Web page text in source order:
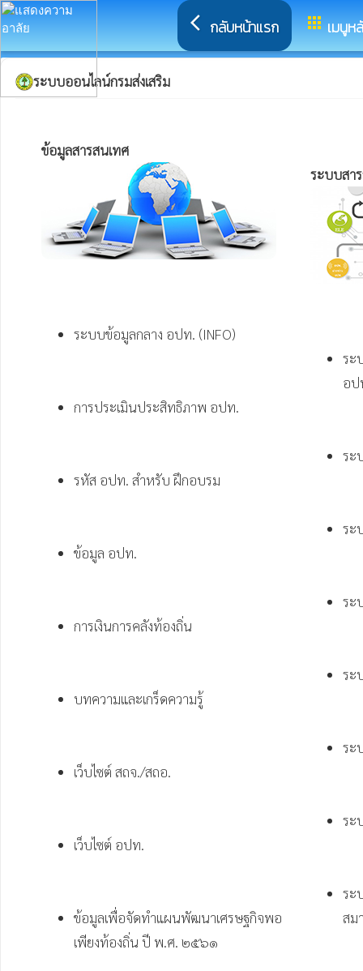
arrow_back_ios กลับหน้าแรก appsเมนูห
ระบบออนไลน์กรมส่งเสริม
ข้อมูลสารสนเทศ
ระบบข้อมูลกลาง อปท. (INFO)
การประเมินประสิทธิภาพ อปท.
รหัส อปท. สำหรับ ฝึกอบรม
ข้อมูล อปท.
การเงินการคลังท้องถิ่น
บทความและเกร็ดความรู้
เว็บไซต์ สถจ./สถอ.
เว็บไซต์ อปท.
ข้อมูลเพื่อจัดทำแผนพัฒนาเศรษฐกิจพอ
เพียงท้องถิ่น ปี พ.ศ. ๒๕๖๑
ระบบสา
ระ
อ
ระ
ระ
ระ
ระ
ระ
ระ
ระ
สม